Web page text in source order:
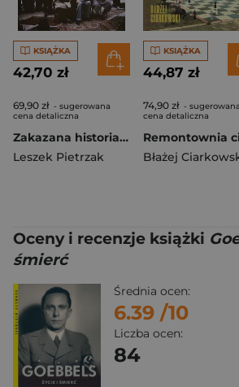
KSIĄŻKA
42,70 zł
69,90 zł - sugerowana
cena detaliczna
Zakazana historia aliantów
Leszek Pietrzak
KSIĄŻKA
44,87 zł
74,90 zł - sugerowana
cena detaliczna
Błażej
Oceny i recenzje książki
śmierć
Średnia ocen:
6.39 /10
Liczba ocen:
84